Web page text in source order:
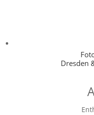
Dresden